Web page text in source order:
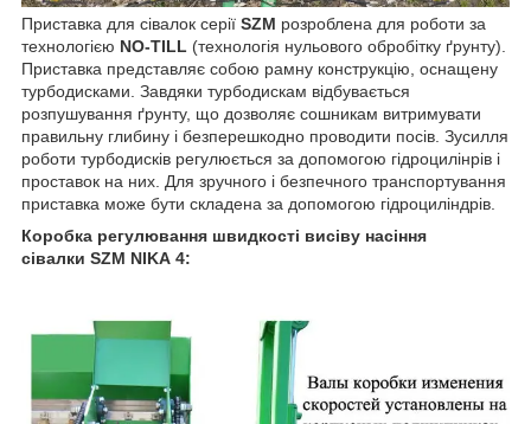
Приставка для сівалок серії SZM розроблена для роботи за
технологією NO-TILL (технологія нульового обробітку ґрунту).
Приставка представляє собою рамну конструкцію, оснащену
турбодисками. Завдяки турбодискам відбувається
розпушування ґрунту, що дозволяє сошникам витримувати
правильну глибину і безперешкодно проводити посів. Зусилля
роботи турбодисків регулюється за допомогою гідроцилінрів і
проставок на них. Для зручного і безпечного транспортування
приставка може бути складена за допомогою гідроциліндрів.
Коробка регулювання швидкості висіву насіння
сівалки SZM NIKA 4: